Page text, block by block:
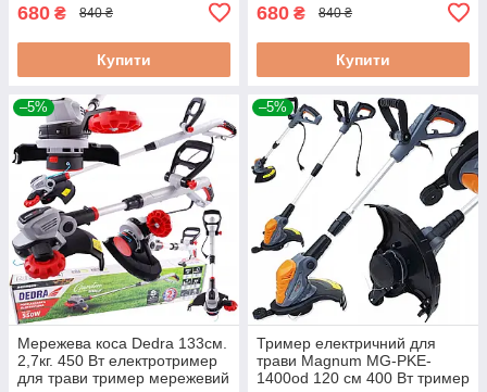
680 ₴ 840 ₴
Купити
680 ₴ 840 ₴
Купити
–5%
Мережева коса Dedra 133см.
2,7кг. 450 Вт електротример
для трави тример мережевий
–5%
Тример електричний для
трави Magnum MG-PKE-
1400od 120 см 400 Вт тример